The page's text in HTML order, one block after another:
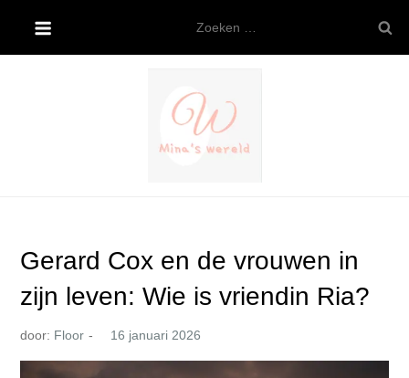
de
naar:
Gerard Cox en de vrouwen in
zijn leven: Wie is vriendin Ria?
door: Floor